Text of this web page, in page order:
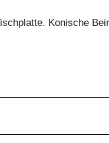
Konische